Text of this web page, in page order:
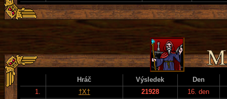
Hráč Výsledek
Den
1.
†X† 21928
16. den